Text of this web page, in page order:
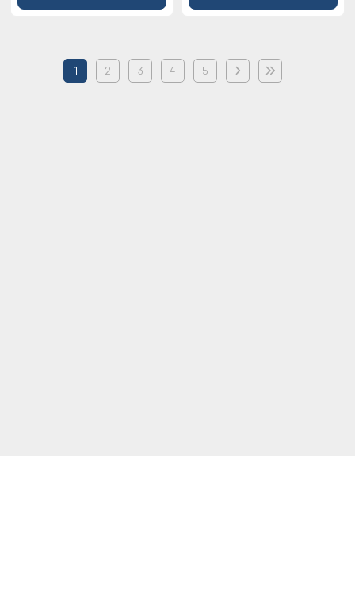
1 2 3 4 5